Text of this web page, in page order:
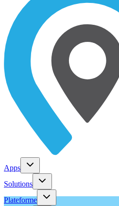
Apps
Solutions
Plateforme